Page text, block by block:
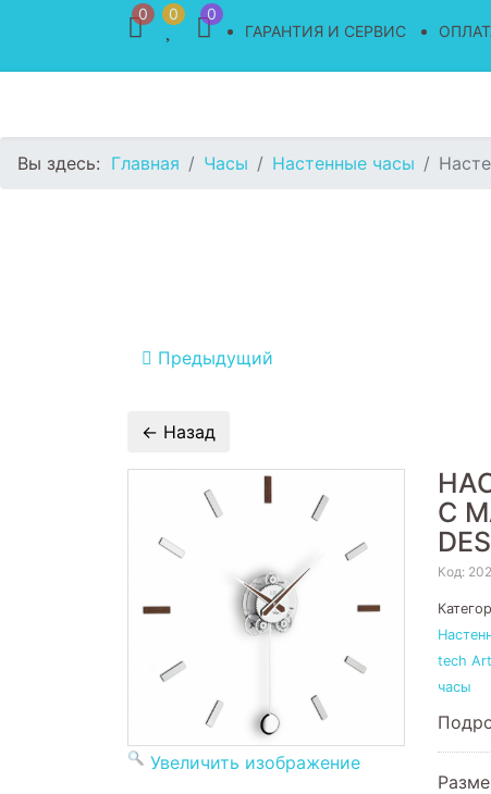
0 0
0
ГАРАНТИЯ И СЕРВИС
Вы здесь: Главная Часы Настенные часы
Предыдущий
Увеличить изображение
С
Код:
tech
часы